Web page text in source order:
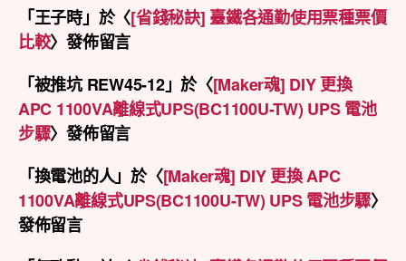
「王子時」於〈[省錢秘訣] 臺鐵各通勤使用票種票價
比較〉發佈留言
「被推坑 REW45-12」於〈[Maker魂] DIY 更換
APC 1100VA離線式UPS(BC1100U-TW) UPS 電池
步驟〉發佈留言
「換電池的人」於〈[Maker魂] DIY 更換 APC
1100VA離線式UPS(BC1100U-TW) UPS 電池步驟〉
發佈留言